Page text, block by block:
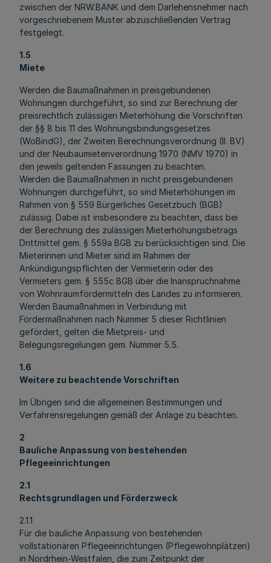
zwischen der NRW.BANK und dem Darlehensnehmer nach
vorgeschriebenem Muster abzuschließenden Vertrag
festgelegt.
1.5
Miete
Werden die Baumaßnahmen in preisgebundenen
Wohnungen durchgeführt, so sind zur Berechnung der
preisrechtlich zulässigen Mieterhöhung die Vorschriften
der §§ 8 bis 11 des Wohnungsbindungsgesetzes
(WoBindG), der Zweiten Berechnungsverordnung (II. BV)
und der Neubaumietenverordnung 1970 (NMV 1970) in
den jeweils geltenden Fassungen zu beachten.
Werden die Baumaßnahmen in nicht preisgebundenen
Wohnungen durchgeführt, so sind Mieterhöhungen im
Rahmen von § 559 Bürgerliches Gesetzbuch (BGB)
zulässig. Dabei ist insbesondere zu beachten, dass bei
der Berechnung des zulässigen Mieterhöhungsbetrags
Drittmittel gem. § 559a BGB zu berücksichtigen sind. Die
Mieterinnen und Mieter sind im Rahmen der
Ankündigungspflichten der Vermieterin oder des
Vermieters gem. § 555c BGB über die Inanspruchnahme
von Wohnraumfördermitteln des Landes zu informieren.
Werden Baumaßnahmen in Verbindung mit
Fördermaßnahmen nach Nummer 5 dieser Richtlinien
gefördert, gelten die Mietpreis- und
Belegungsregelungen gem. Nummer 5.5.
1.6
Weitere zu beachtende Vorschriften
Im Übrigen sind die allgemeinen Bestimmungen und
Verfahrensregelungen gemäß der Anlage zu beachten.
2
Bauliche Anpassung von bestehenden
Pflegeeinrichtungen
2.1
Rechtsgrundlagen und Förderzweck
2.1.1
Für die bauliche Anpassung von bestehenden
vollstationären Pflegeeinrichtungen (Pflegewohnplätzen)
in Nordrhein-Westfalen, die zum Zeitpunkt der